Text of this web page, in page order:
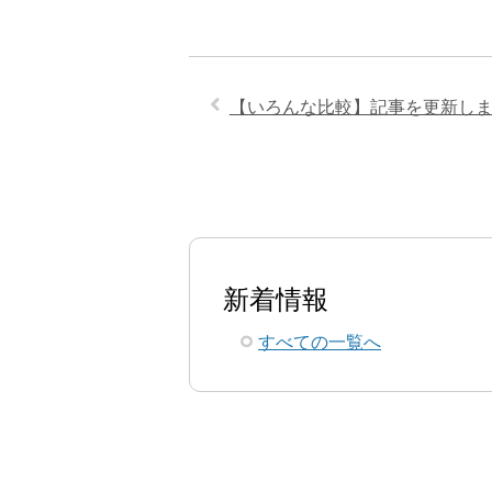
【いろんな比較】記事を更新しま
新着情報
すべての一覧へ